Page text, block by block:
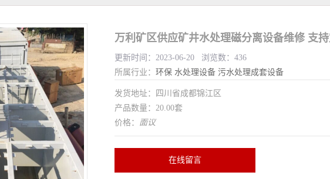
万利矿区供应矿井水处理磁分离设备维修 支
更新时间：2023-06-20 浏览数：436
所属行业： 环保 水处理设备 污水处理成套设备
发货地址：四川省成都锦江区
产品数量：20.00套
价格： 面议
在线留言